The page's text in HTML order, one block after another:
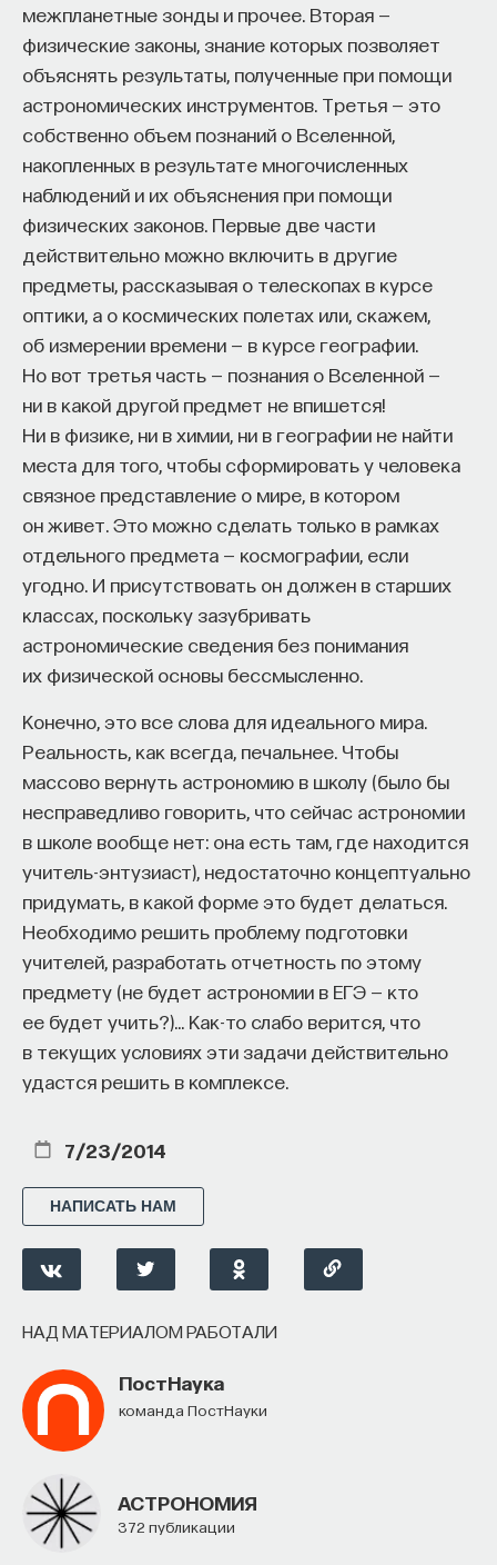
межпланетные зонды и прочее. Вторая —
физические законы, знание которых позволяет
объяснять результаты, полученные при помощи
астрономических инструментов. Третья — это
собственно объем познаний о Вселенной,
накопленных в результате многочисленных
наблюдений и их объяснения при помощи
физических законов. Первые две части
действительно можно включить в другие
предметы, рассказывая о телескопах в курсе
оптики, а о космических полетах или, скажем,
об измерении времени — в курсе географии.
Но вот третья часть — познания о Вселенной —
ни в какой другой предмет не впишется!
Ни в физике, ни в химии, ни в географии не найти
места для того, чтобы сформировать у человека
связное представление о мире, в котором
он живет. Это можно сделать только в рамках
отдельного предмета — космографии, если
угодно. И присутствовать он должен в старших
классах, поскольку зазубривать
астрономические сведения без понимания
их физической основы бессмысленно.
Конечно, это все слова для идеального мира.
Реальность, как всегда, печальнее. Чтобы
массово вернуть астрономию в школу (было бы
несправедливо говорить, что сейчас астрономии
в школе вообще нет: она есть там, где находится
учитель-энтузиаст), недостаточно концептуально
придумать, в какой форме это будет делаться.
Необходимо решить проблему подготовки
учителей, разработать отчетность по этому
предмету (не будет астрономии в ЕГЭ — кто
ее будет учить?)… Как-то слабо верится, что
в текущих условиях эти задачи действительно
удастся решить в комплексе.
7/23/2014
НАПИСАТЬ НАМ
НАД МАТЕРИАЛОМ РАБОТАЛИ
ПостНаука
команда ПостНауки
АСТРОНОМИЯ
372 публикации